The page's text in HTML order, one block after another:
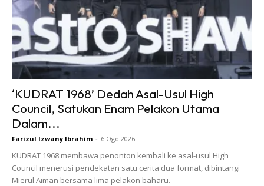
“Biasanya, batu karang terbentuk di
ginjal, tetapi kadang kala ia boleh
beralih atau jatuh dan tersangkut di
dalam saluran buah pinggang
(ureter). Ini akan menyebabkan
buah pinggang tersumbat dan
rosak.
‘KUDRAT 1968’ Dedah Asal-Usul High
Council, Satukan Enam Pelakon Utama
Dalam...
Farizul Izwany Ibrahim - 6 Ogo 2026
KUDRAT 1968 membawa penonton kembali ke asal-usul High
Council menerusi pendekatan satu cerita dua format, dibintangi
Mierul Aiman bersama lima pelakon baharu.